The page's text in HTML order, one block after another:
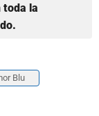
toda la
Blu